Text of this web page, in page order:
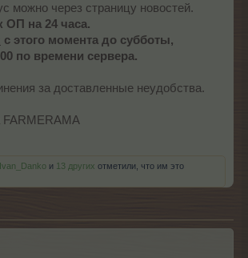
можно через страницу новостей.
ОП на 24 часа.
с этого момента до субботы,
по времени сервера.
за доставленные неудобства.
Ivan_Danko и 13 других отметили, что им это